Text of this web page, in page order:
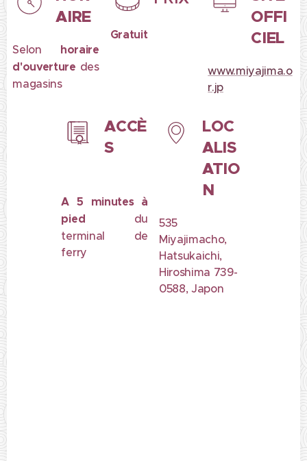
AIRE
Selon horaire
d'ouverture des
magasins
Gratuit
OFFI
CIEL
www.miyajima.o
r.jp
ACCÈ
S
A 5 minutes à
pied du
terminal de
ferry
LOC
ALIS
ATIO
N
535
Miyajimacho,
Hatsukaichi,
Hiroshima 739-
0588, Japon